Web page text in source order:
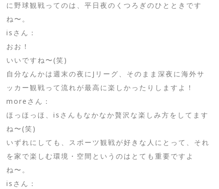
に野球観戦ってのは、平日夜のくつろぎのひとときです
ね〜。
isさん：
おお！
いいですね〜(笑)
自分なんかは週末の夜にJリーグ、そのまま深夜に海外サ
ッカー観戦って流れが最高に楽しかったりしますよ！
moreさん：
ほっほっほ、isさんもなかなか贅沢な楽しみ方をしてます
ね〜(笑)
いずれにしても、スポーツ観戦が好きな人にとって、それ
を家で楽しむ環境・空間というのはとても重要ですよ
ね〜。
isさん：